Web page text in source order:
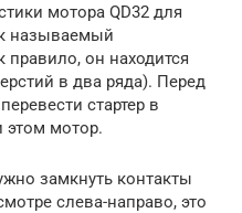
мотора QD32 для
называемый
правило, он находится
в два ряда). Перед
стартер в
этом мотор.
замкнуть контакты
слева-направо, это